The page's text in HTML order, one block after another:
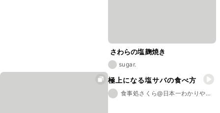
さわらの塩麹焼き
sugar.
極上になる塩サバの食べ方
食事処さくら@日本一わかりやすいレシピ